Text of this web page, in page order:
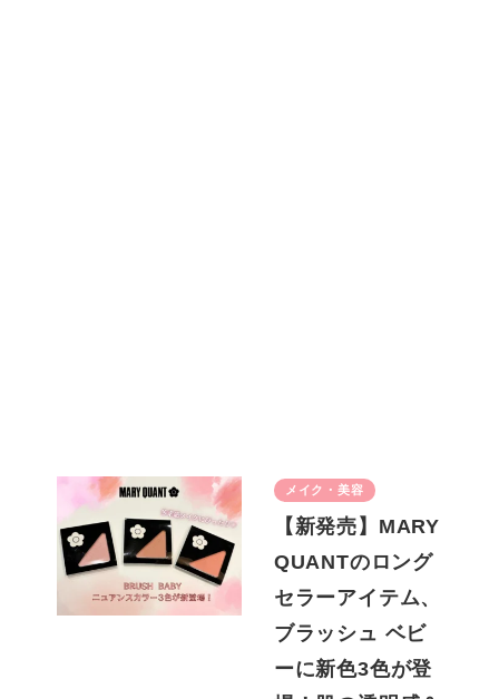
メイク・美容
【新発売】MARY
QUANTのロング
セラーアイテム、
ブラッシュ ベビ
ーに新色3色が登